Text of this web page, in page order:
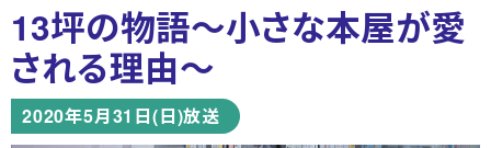
天気・防災 イベント
グッズ
13坪の物語～小さな本屋が愛
される理由～
2020年5月31日(日)放送